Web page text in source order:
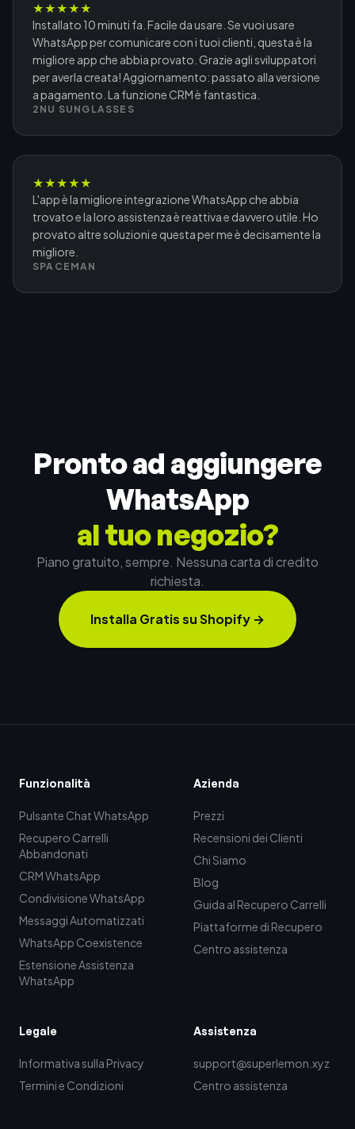
★★★★★
Installato 10 minuti fa. Facile da usare. Se vuoi usare
WhatsApp per comunicare con i tuoi clienti, questa è la
migliore app che abbia provato. Grazie agli sviluppatori
per averla creata! Aggiornamento: passato alla versione
a pagamento. La funzione CRM è fantastica.
2NU SUNGLASSES
★★★★★
L'app è la migliore integrazione WhatsApp che abbia
trovato e la loro assistenza è reattiva e davvero utile. Ho
provato altre soluzioni e questa per me è decisamente la
migliore.
SPACEMAN
Pronto ad aggiungere
WhatsApp
al tuo negozio?
Piano gratuito, sempre. Nessuna carta di credito
richiesta.
Installa Gratis su Shopify →
Funzionalità
Pulsante Chat WhatsApp
Recupero Carrelli
Abbandonati
CRM WhatsApp
Condivisione WhatsApp
Messaggi Automatizzati
WhatsApp Coexistence
Estensione Assistenza
WhatsApp
Azienda
Prezzi
Recensioni dei Clienti
Chi Siamo
Blog
Guida al Recupero Carrelli
Piattaforme di Recupero
Centro assistenza
Legale
Informativa sulla Privacy
Termini e Condizioni
Assistenza
support@superlemon.xyz
Centro assistenza